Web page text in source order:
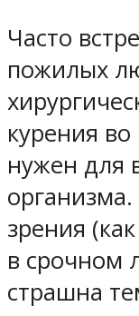
Часто
пожилых
курения
нужен для
зрения
в срочном
страшна